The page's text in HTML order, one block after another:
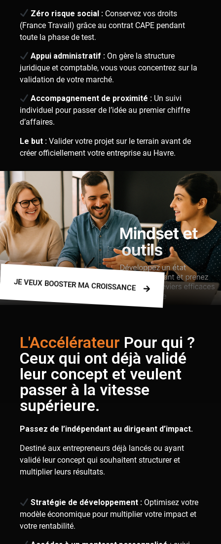
Zéro risque social : Conservez vos droits
(France Travail) grâce au contrat CAPE pendant
toute la phase de test.
Appui administratif : On gère la structure
juridique et comptable, vous vous concentrez sur la
validation de votre marché.
Accompagnement de proximité : Un suivi
individuel pour passer de l’idée au premier chiffre
d’affaires.
Le but : Valider votre projet sur le terrain avant de
créer officiellement votre entreprise au Havre.
L'Accélérateur Pour qui ?
Ceux qui ont déjà validé
leur concept et veulent
passer à la vitesse
supérieure.
Passez de l’indépendant au dirigeant d’impact.
Destiné aux entrepreneurs déjà lancés ou ayant
validé leur concept qui souhaitent structurer et
multiplier leurs résultats.
Stratégie de développement : Optimisez votre
modèle économique pour multiplier votre impact et
votre rentabilité.
JE VEUX BOOSTER MA CROISSANCE